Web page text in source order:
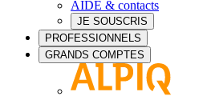
AIDE & contacts
JE SOUSCRIS
PROFESSIONNELS
GRANDS COMPTES